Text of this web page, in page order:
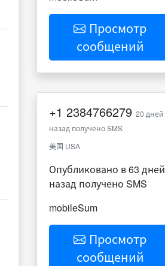
Просмотр
сообщений
+1 2384766279 20 дней
назад получено SMS
美国 USA
Опубликовано в 63 дней
назад получено SMS
mobileSum
Просмотр
сообщений